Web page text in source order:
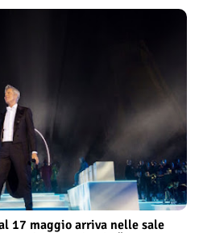
17 maggio arriva nelle sale